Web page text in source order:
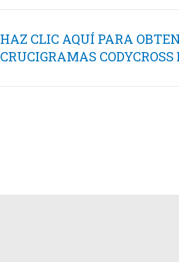
HAZ CLIC AQUÍ PARA
CRUCIGRAMAS